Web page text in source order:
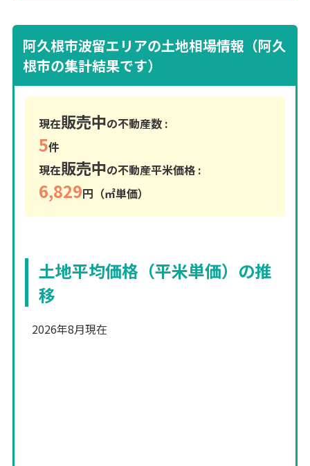
阿久根市波留エリアの土地相場情報（阿久
根市の集計結果です）
現在販売中の不動産数 :
5件
現在販売中の不動産平米価格 :
6,829円（㎡単価）
土地平均価格（平米単価）の推
移
2026年8月現在